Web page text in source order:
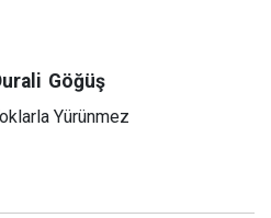
Göğüş
Yürünmez